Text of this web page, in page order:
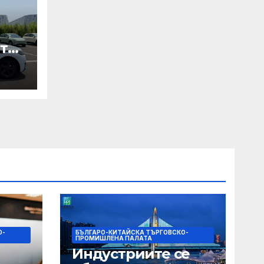
БЪЛГАРО-КИТАЙСКА ТЪРГОВСКО-
ПРОМИШЛЕНА ПАЛАТА
Индустриите се